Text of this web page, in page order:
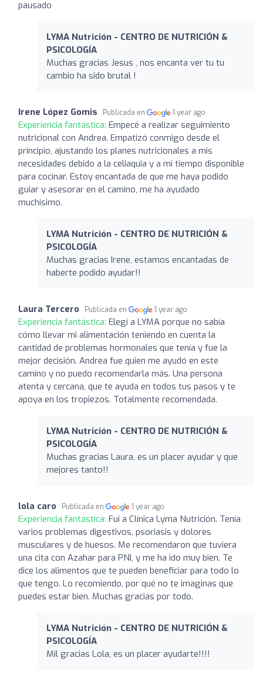
pausado
LYMA Nutrición - CENTRO DE NUTRICIÓN &
PSICOLOGÍA
Muchas gracias Jesus , nos encanta ver tu tu
cambio ha sido brutal !
Irene López Gomis Publicada en 1 year ago
Experiencia fantástica: Empecé a realizar seguimiento
nutricional con Andrea. Empatizó conmigo desde el
principio, ajustando los planes nutricionales a mis
necesidades debido a la celiaquia y a mi tiempo disponible
para cocinar. Estoy encantada de que me haya podido
guiar y asesorar en el camino, me ha ayudado
muchísimo.
LYMA Nutrición - CENTRO DE NUTRICIÓN &
PSICOLOGÍA
Muchas gracias Irene, estamos encantadas de
haberte podido ayudar!!
Laura Tercero Publicada en 1 year ago
Experiencia fantástica: Elegí a LYMA porque no sabía
cómo llevar mi alimentación teniendo en cuenta la
cantidad de problemas hormonales que tenía y fue la
mejor decisión. Andrea fue quien me ayudó en este
camino y no puedo recomendarla más. Una persona
atenta y cercana, que te ayuda en todos tus pasos y te
apoya en los tropiezos. Totalmente recomendada.
LYMA Nutrición - CENTRO DE NUTRICIÓN &
PSICOLOGÍA
Muchas gracias Laura, es un placer ayudar y que
mejores tanto!!
lola caro Publicada en 1 year ago
Experiencia fantástica: Fui a Clínica Lyma Nutrición. Tenía
varios problemas digestivos, psoriasis y dolores
musculares y de huesos. Me recomendaron que tuviera
una cita con Azahar para PNI, y me ha ido muy bien. Te
dice los alimentos que te pueden beneficiar para todo lo
que tengo. Lo recomiendo, por qué no te imaginas que
puedes estar bien. Muchas gracias por todo.
LYMA Nutrición - CENTRO DE NUTRICIÓN &
PSICOLOGÍA
Mil gracias Lola, es un placer ayudarte!!!!